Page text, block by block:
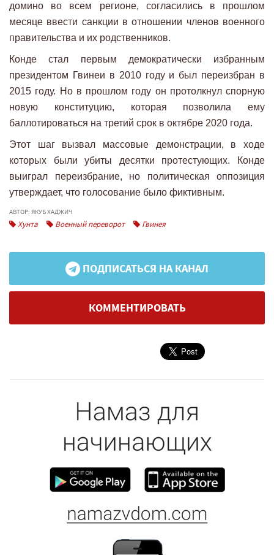
домино во всем регионе, согласились в прошлом
месяце ввести санкции в отношении членов военного
правительства и их родственников.
Конде стал первым демократически избранным
президентом Гвинеи в 2010 году и был переизбран в
2015 году. Но в прошлом году он протолкнул спорную
новую конституцию, которая позволила ему
баллотироваться на третий срок в октябре 2020 года.
Этот шаг вызвал массовые демонстрации, в ходе
которых были убиты десятки протестующих. Конде
выиграл переизбрание, но политическая оппозиция
утверждает, что голосование было фиктивным.
АВТОР: ЯКУБ ХАДЖИЧ
Хунта Военный переворот Гвинея
ПОДПИСАТЬСЯ НА КАНАЛ
КОММЕНТИРОВАТЬ